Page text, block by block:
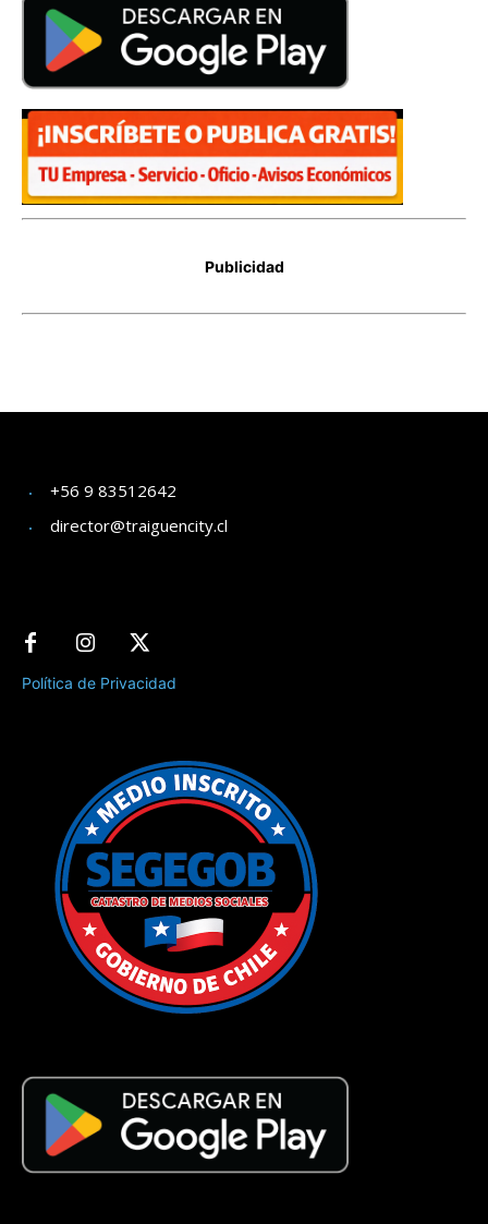
+56 9 83512642
director@traiguencity.cl
Política de Privacidad